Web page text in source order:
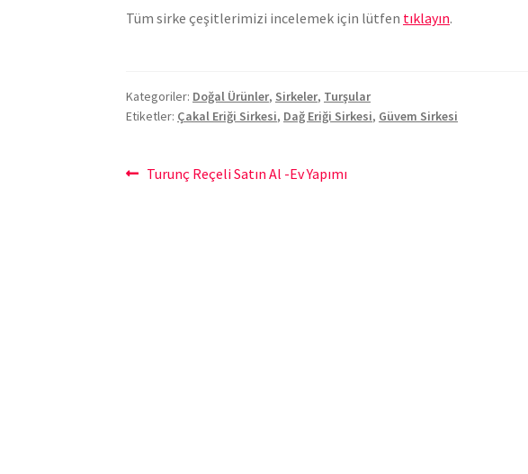
Tüm sirke çeşitlerimizi incelemek için lütfen tıklayın.
Kategoriler: Doğal Ürünler, Sirkeler, Turşular
Etiketler: Çakal Eriği Sirkesi, Dağ Eriği Sirkesi, Güvem Sirkesi
YazıÖnceki
Turunç Reçeli Satın Al -Ev Yapımı